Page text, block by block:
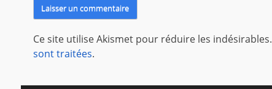
Ce site utilise Akismet pour réduire les indésirables.
sont traitées.